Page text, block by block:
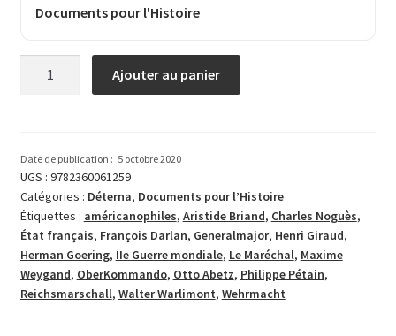
Documents pour l'Histoire
les
Allemands
Ajouter au panier
Date de publication : 5 octobre 2020
UGS : 9782360061259
Catégories : Déterna, Documents pour l’Histoire
Étiquettes : américanophiles, Aristide Briand, Charles Noguès,
État fran­­çais, François Darlan, Generalmajor, Henri Giraud,
Herman Goering, IIe Guerre mon­diale, Le Maréchal, Maxime
Weygand, OberKommando, Otto Abetz, Philippe Pétain,
Reichsmarschall, Walter Warlimont, Wehrmacht